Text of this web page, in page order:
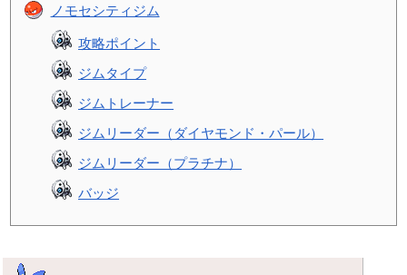
ノモセシティジム
攻略ポイント
ジムタイプ
ジムトレーナー
ジムリーダー（ダイヤモンド・パール）
ジムリーダー（プラチナ）
バッジ